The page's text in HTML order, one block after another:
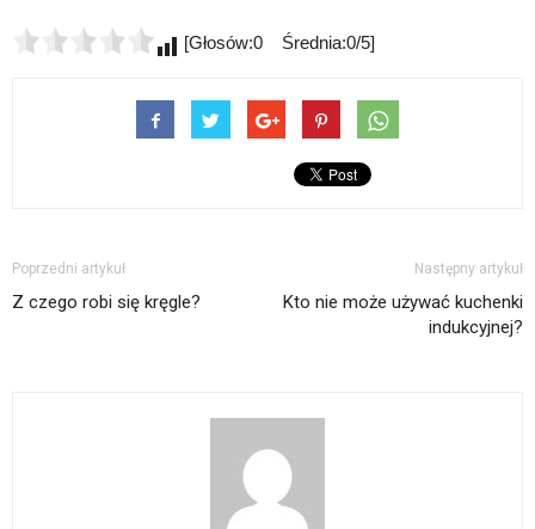
[Głosów:0 Średnia:0/5]
Poprzedni artykuł
Z czego robi się kręgle?
Następny artykuł
Kto nie może używać kuchenki
indukcyjnej?